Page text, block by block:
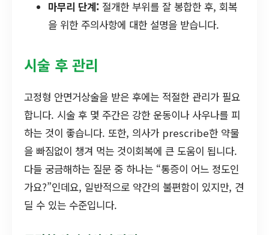
마무리 단계: 절개한 부위를 잘 봉합한 후, 회복
을 위한 주의사항에 대한 설명을 받습니다.
시술 후 관리
고정형 안면거상술을 받은 후에는 적절한 관리가 필요
합니다. 시술 후 몇 주간은 강한 운동이나 사우나를 피
하는 것이 좋습니다. 또한, 의사가 prescribe한 약물
을 빠짐없이 챙겨 먹는 것이회복에 큰 도움이 됩니다.
다들 궁금해하는 질문 중 하나는 “통증이 어느 정도인
가요?”인데요, 일반적으로 약간의 불편함이 있지만, 견
딜 수 있는 수준입니다.